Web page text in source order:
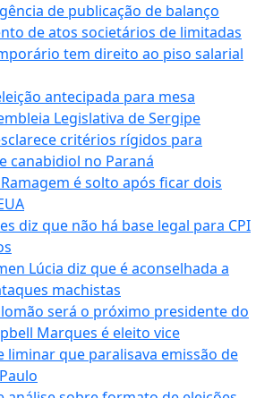
de publicação de balanço
de atos societários de limitadas
tem direito ao piso salarial
antecipada para mesa
Legislativa de Sergipe
critérios rígidos para
canabidiol no Paraná
é solto após ficar dois
diz que não há base legal para CPI
Lúcia diz que é aconselhada a
machistas
será o próximo presidente do
Marques é eleito vice
liminar que paralisava emissão de